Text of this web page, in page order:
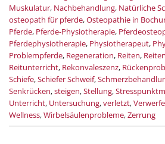
Muskulatur, Nachbehandlung, Natürliche
osteopath für pferde,Osteopathie in
Pferde, Pferde-Physiotherapie,
Pferdephysiotherapie, Physiotherapeut,
Problempferde, Regeneration, Reiten,
Reitunterricht, Rekonvaleszenz,
Schiefe,Schiefer Schweif,
Senkrücken,steigen,Stellung,
Unterricht, Untersuchung,verletzt,
Wellness,Wirbelsäulenprobleme,Zerrung